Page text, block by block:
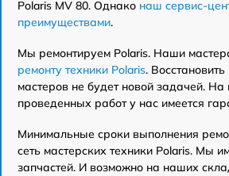
Polaris MV 80. Однако наш сервис-
преимуществами.
Мы ремонтируем Polaris. Наши
ремонту техники Polaris.
мастеров не будет новой задачей. На
проведенных работ у нас имеется
Минимальные сроки выполнения
сеть мастерских техники Polaris. Мы
запчастей. И возможно на наших